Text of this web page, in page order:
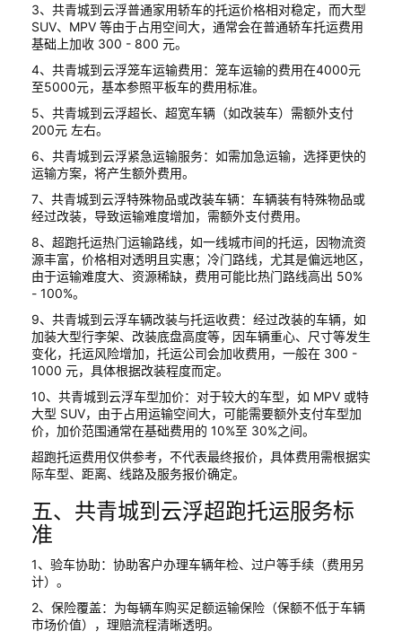
3、共青城到云浮普通家用轿车的托运价格相对稳定，而大型
SUV、MPV 等由于占用空间大，通常会在普通轿车托运费用
基础上加收 300 - 800 元。
4、共青城到云浮笼车运输费用：笼车运输的费用在4000元
至5000元，基本参照平板车的费用标准。
5、共青城到云浮超长、超宽车辆（如改装车）需额外支付
200元 左右。
6、共青城到云浮紧急运输服务：如需加急运输，选择更快的
运输方案，将产生额外费用。
7、共青城到云浮特殊物品或改装车辆：车辆装有特殊物品或
经过改装，导致运输难度增加，需额外支付费用。
8、超跑托运热门运输路线，如一线城市间的托运，因物流资
源丰富，价格相对透明且实惠；冷门路线，尤其是偏远地区，
由于运输难度大、资源稀缺，费用可能比热门路线高出 50%
- 100%。
9、共青城到云浮车辆改装与托运收费：经过改装的车辆，如
加装大型行李架、改装底盘高度等，因车辆重心、尺寸等发生
变化，托运风险增加，托运公司会加收费用，一般在 300 -
1000 元，具体根据改装程度而定。
10、共青城到云浮车型加价：对于较大的车型，如 MPV 或特
大型 SUV，由于占用运输空间大，可能需要额外支付车型加
价，加价范围通常在基础费用的 10%至 30%之间。
超跑托运费用仅供参考，不代表最终报价，具体费用需根据实
际车型、距离、线路及服务报价确定。
五、共青城到云浮超跑托运服务标
准
1、验车协助：协助客户办理车辆年检、过户等手续（费用另
计）。
2、保险覆盖：为每辆车购买足额运输保险（保额不低于车辆
市场价值），理赔流程清晰透明。